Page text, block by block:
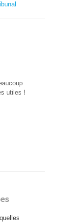
utiles !